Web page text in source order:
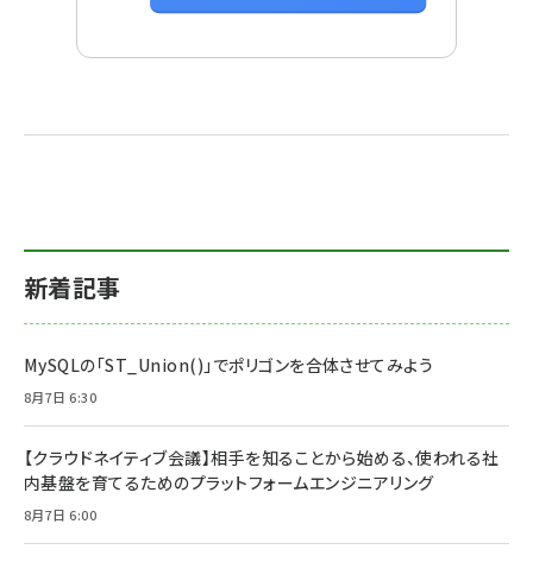
新着記事
MySQLの「ST_Union()」でポリゴンを合体させてみよう
8月7日 6:30
【クラウドネイティブ会議】相手を知ることから始める、使われる社
内基盤を育てるためのプラットフォームエンジニアリング
8月7日 6:00